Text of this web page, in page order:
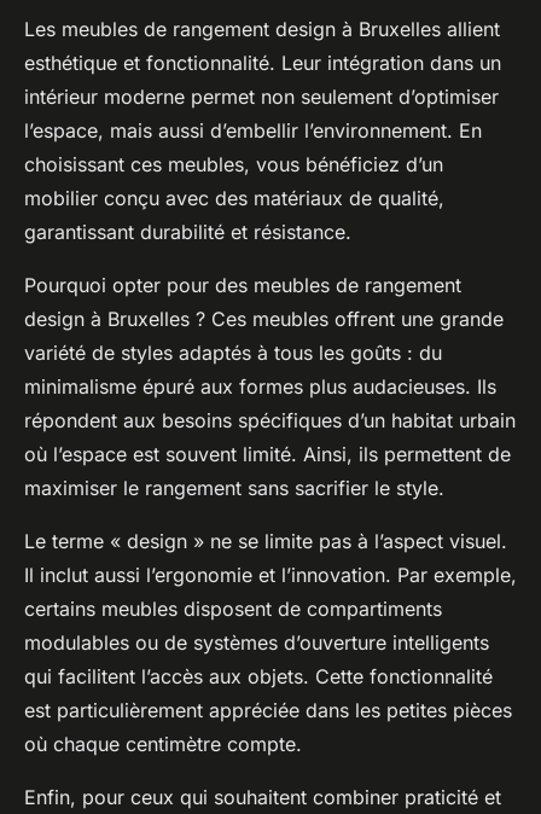
Les meubles de rangement design à Bruxelles allient
esthétique et fonctionnalité. Leur intégration dans un
intérieur moderne permet non seulement d’optimiser
l’espace, mais aussi d’embellir l’environnement. En
choisissant ces meubles, vous bénéficiez d’un
mobilier conçu avec des matériaux de qualité,
garantissant durabilité et résistance.
Pourquoi opter pour des meubles de rangement
design à Bruxelles ? Ces meubles offrent une grande
variété de styles adaptés à tous les goûts : du
minimalisme épuré aux formes plus audacieuses. Ils
répondent aux besoins spécifiques d’un habitat urbain
où l’espace est souvent limité. Ainsi, ils permettent de
maximiser le rangement sans sacrifier le style.
Le terme « design » ne se limite pas à l’aspect visuel.
Il inclut aussi l’ergonomie et l’innovation. Par exemple,
certains meubles disposent de compartiments
modulables ou de systèmes d’ouverture intelligents
qui facilitent l’accès aux objets. Cette fonctionnalité
est particulièrement appréciée dans les petites pièces
où chaque centimètre compte.
Enfin, pour ceux qui souhaitent combiner praticité et